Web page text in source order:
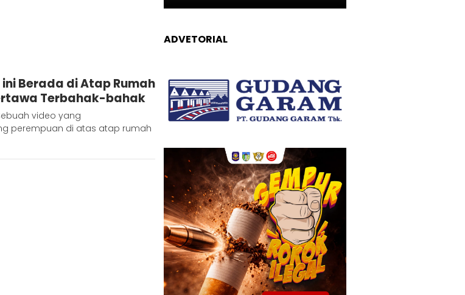
Berada di Atap Rumah
Terbahak-bahak
video yang
perempuan di atas atap rumah
ADVETORIAL